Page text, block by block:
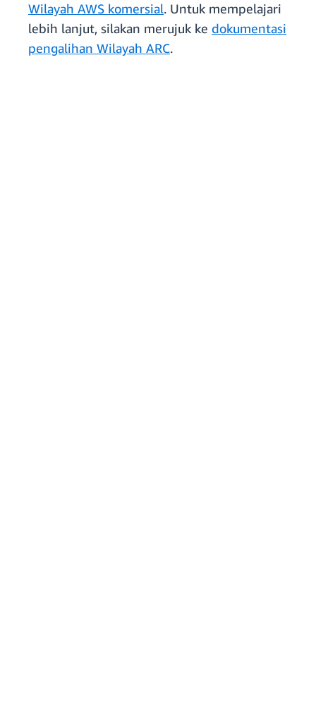
Wilayah AWS komersial. Untuk mempelajari
lebih lanjut, silakan merujuk ke dokumentasi
pengalihan Wilayah ARC.